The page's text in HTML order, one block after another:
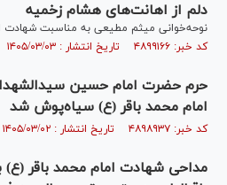
دلم از اهانت‌های هشام زخمیه
نوحه‌خوانی میثم مطیعی به مناسبت شهادت
کد خبر: ۴۸۹۹۱۶۶ تاریخ انتشار : ۱۴۰۵/۰۳/۰۳
حرم حضرت امام حسین
امام محمد باقر (ع) سیاه‌پوش شد
کد خبر: ۴۸۹۸۹۳۷ تاریخ انتشار : ۱۴۰۵/۰۳/۰۲
مداحی شهادت امام محمد باقر